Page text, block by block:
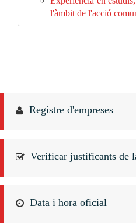
l'àmbit de l'acció
Registre d'empreses
Verificar justificants de
Data i hora oficial